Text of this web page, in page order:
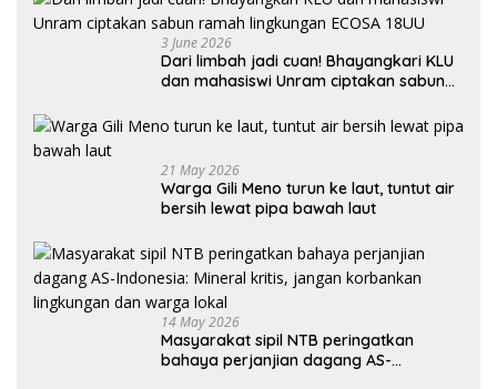
3 June 2026
Dari limbah jadi cuan! Bhayangkari KLU
dan mahasiswi Unram ciptakan sabun
21 May 2026
Warga Gili Meno turun ke laut, tuntut air
bersih lewat pipa bawah laut
14 May 2026
Masyarakat sipil NTB peringatkan
bahaya perjanjian dagang AS-